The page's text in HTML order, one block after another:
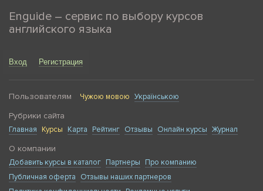
Enguide – сервис по выбору курсов
английского языка
Вход Регистрация
Пользователям Чужою мовою Українською
Рубрики сайта
Главная Курсы Карта Рейтинг Отзывы Онлайн курсы Журнал
О компании
Добавить курсы в каталог Партнеры
Про компанию
Публичная оферта
Отзывы наших партнеров